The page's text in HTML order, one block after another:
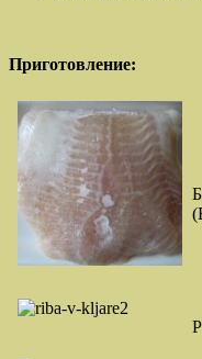
Приготовление: